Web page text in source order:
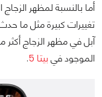
أما بالنسبة لمظهر الزجاج
تغييرات كبيرة مثل ما
آبل في مظهر الزجاج أكثر
الموجود في بيتا 5 .